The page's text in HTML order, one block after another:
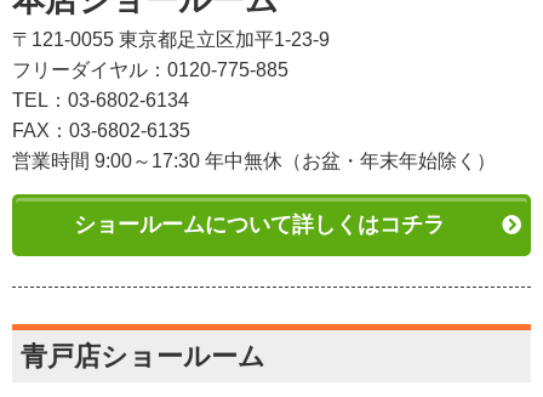
〒121-0055 東京都足立区加平1-23-9
フリーダイヤル：0120-775-885
TEL：03-6802-6134
FAX：03-6802-6135
営業時間 9:00～17:30 年中無休（お盆・年末年始除く）
ショールームについて詳しくはコチラ
青戸店ショールーム